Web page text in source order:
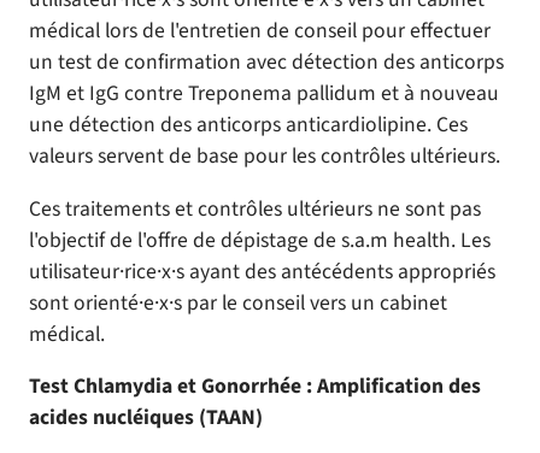
médical lors de l'entretien de conseil pour effectuer
un test de confirmation avec détection des anticorps
IgM et IgG contre Treponema pallidum et à nouveau
une détection des anticorps anticardiolipine. Ces
valeurs servent de base pour les contrôles ultérieurs.
Ces traitements et contrôles ultérieurs ne sont pas
l'objectif de l'offre de dépistage de s.a.m health. Les
utilisateur·rice·x·s ayant des antécédents appropriés
sont orienté·e·x·s par le conseil vers un cabinet
médical.
Test Chlamydia et Gonorrhée : Amplification des
acides nucléiques (TAAN)